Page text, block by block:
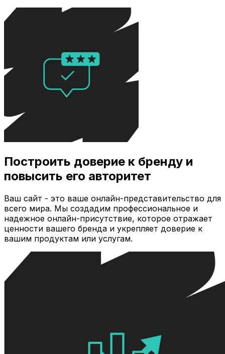
Построить доверие к бренду и
повысить его авторитет
Ваш сайт - это ваше онлайн-представительство для
всего мира. Мы создадим профессиональное и
надежное онлайн-присутствие, которое отражает
ценности вашего бренда и укрепляет доверие к
вашим продуктам или услугам.